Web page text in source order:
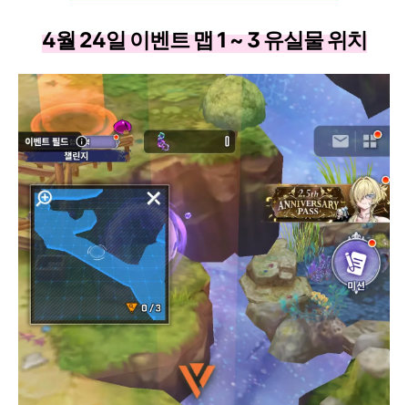
4월 24일 이벤트 맵 1 ~ 3 유실물 위치